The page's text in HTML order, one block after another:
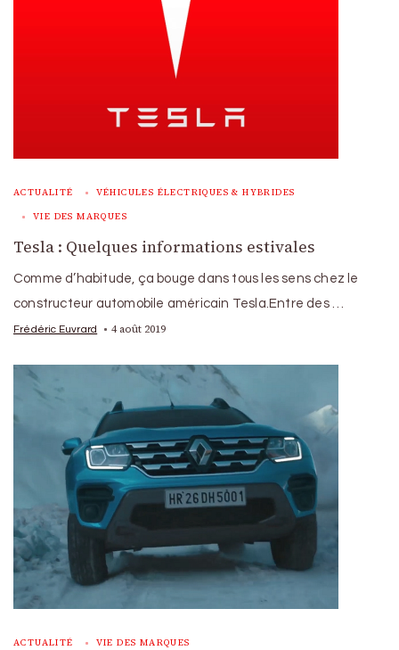
ACTUALITÉ VÉHICULES ÉLECTRIQUES & HYBRIDES
VIE DES MARQUES
Tesla : Quelques informations estivales
Comme d’habitude, ça bouge dans tous les sens chez le
constructeur automobile américain Tesla.Entre des …
Frédéric Euvrard 4 août 2019
ACTUALITÉ VIE DES MARQUES